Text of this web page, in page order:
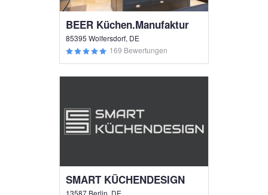
BEER Küchen.Manufaktur
85395 Wolfersdorf, DE
169 Bewertungen
SMART KÜCHENDESIGN